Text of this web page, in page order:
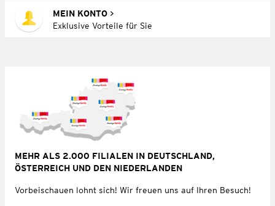
MEIN KONTO
Exklusive Vorteile für Sie
MEHR ALS 2.000 FILIALEN IN DEUTSCHLAND,
ÖSTERREICH UND DEN NIEDERLANDEN
Vorbeischauen lohnt sich! Wir freuen uns auf Ihren Besuch!